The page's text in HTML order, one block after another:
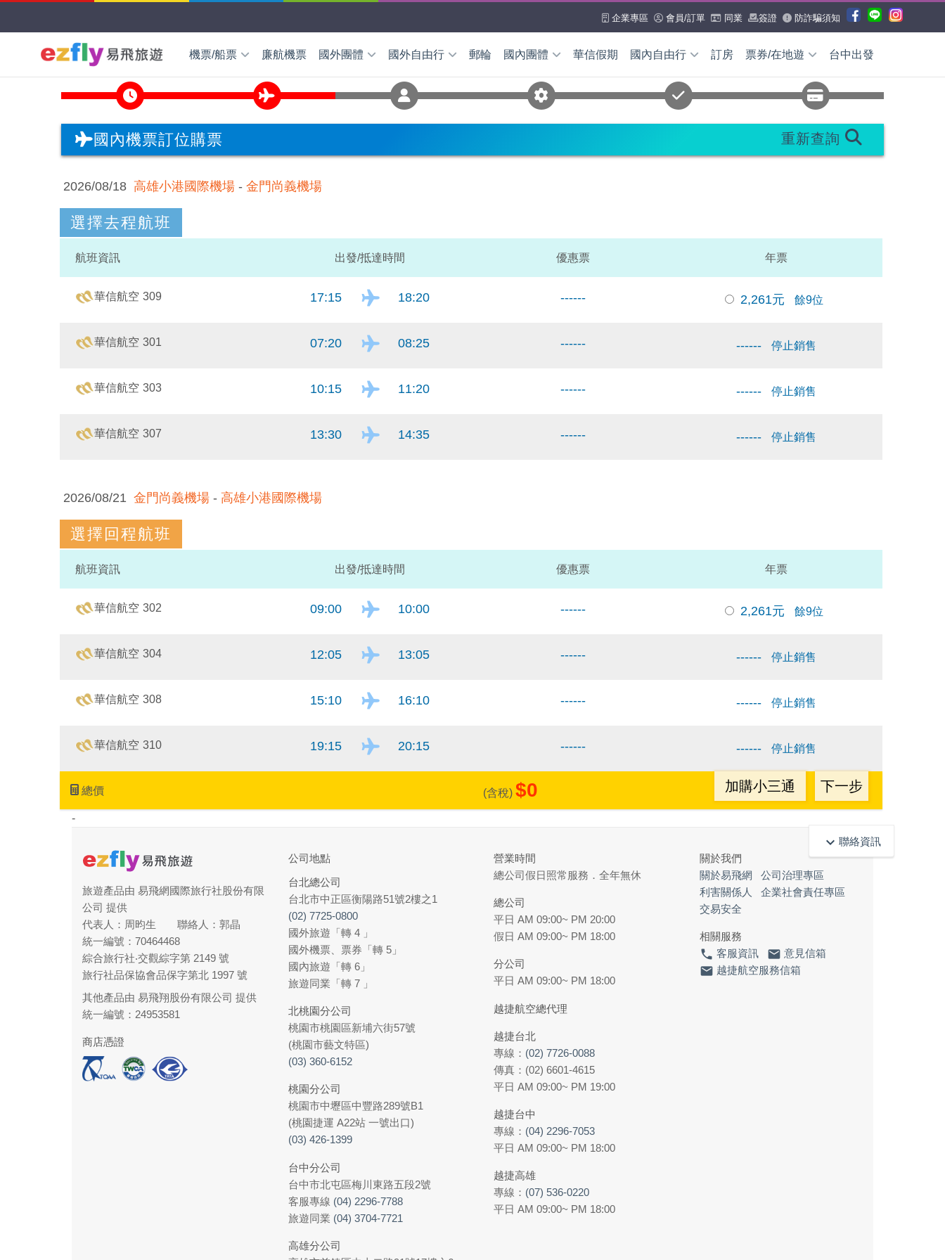
企業專區 會員/訂單 同業 簽證 防詐騙須知
機票/船票
國外機票
國內機票
小三通船票
wifi 海外交通券 國際學生證ISIC
廉航機票 國外團體
東北亞 日本 韓國
新加坡
菲律賓 峇里島
歐洲中亞 歐洲/中東亞非
全產品查詢
國外自由行
國外自由行
郵輪 國內團體
離島團體 澎湖 金門 馬祖
華信假期 國內自由行
華信假期
訂房 票券/在地遊
國內外票券
國內外票
國外在地遊 日本 沖繩
台中出發
國內機票訂位購票 重新查詢
2026/08/18 高雄小港國際機場 - 金門尚義機場
選擇去程航班
航班資訊 出發/抵達時間 優惠票 年票
華信航空 309 17:15 18:20 ------ 2,261元 餘9位
華信航空 301 07:20 08:25 ------ ------ 停止銷售
華信航空 303 10:15 11:20 ------ ------ 停止銷售
華信航空 307 13:30 14:35 ------ ------ 停止銷售
2026/08/21 金門尚義機場 - 高雄小港國際機場
選擇回程航班
航班資訊 出發/抵達時間 優惠票 年票
華信航空 302 09:00 10:00 ------ 2,261元 餘9位
華信航空 304 12:05 13:05 ------ ------ 停止銷售
華信航空 308 15:10 16:10 ------ ------ 停止銷售
華信航空 310 19:15 20:15 ------ ------ 停止銷售
總價 (含稅) $0 加購小三通 下一步
-
keyboard_arrow_up聯絡資訊
旅遊產品由 易飛網國際旅行社股份有限
公司 提供
代表人：周昀生 聯絡人：郭晶
統一編號：70464468
綜合旅行社‧交觀綜字第 2149 號
旅行社品保協會品保字第北 1997 號
其他產品由 易飛翔股份有限公司 提供
統一編號：24953581
商店憑證
公司地點
台北總公司
台北市中正區衡陽路51號2樓之1
(02) 7725-0800
國外旅遊「轉 4 」
國外機票、票券「轉 5」
國內旅遊「轉 6」
旅遊同業「轉 7 」
北桃園分公司
桃園市桃園區新埔六街57號
(桃園市藝文特區)
(03) 360-6152
桃園分公司
桃園市中壢區中豐路289號B1
(桃園捷運 A22站 一號出口)
(03) 426-1399
台中分公司
台中市北屯區梅川東路五段2號
客服專線 (04) 2296-7788
旅遊同業 (04) 3704-7721
高雄分公司
營業時間
總公司假日照常服務．全年無休
總公司
平日 AM 09:00~ PM 20:00
假日 AM 09:00~ PM 18:00
分公司
平日 AM 09:00~ PM 18:00
越捷航空總代理
越捷台北
專線： (02) 7726-0088
傳真：(02) 6601-4615
平日 AM 09:00~ PM 19:00
越捷台中
專線： (04) 2296-7053
平日 AM 09:00~ PM 18:00
越捷高雄
專線： (07) 536-0220
平日 AM 09:00~ PM 18:00
關於我們
關於易飛網
公司治理專區
利害關係人
企業社會責任專區
交易安全
相關服務
phone 客服資訊 email 意見信箱
email 越捷航空服務信箱